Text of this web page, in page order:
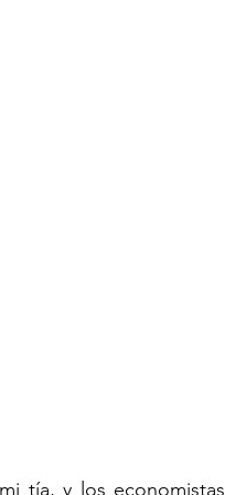
tía, y los economistas